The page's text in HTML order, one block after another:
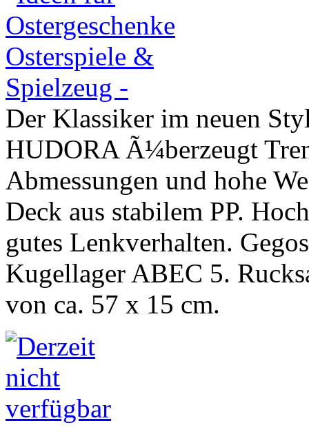
Der Klassiker im neuen
HUDORA Ã¼berzeugt
Abmessungen und hohe
Deck aus stabilem PP.
gutes Lenkverhalten.
Kugellager ABEC 5.
von ca. 57 x 15 cm.